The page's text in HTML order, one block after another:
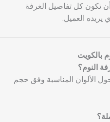
تكون كل تفاصيل الغرفة
يريده العميل.
بالكويت
الألوان المناسبة وفق حجم